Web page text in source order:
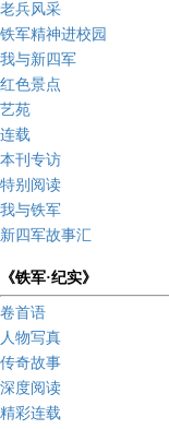
老兵风采
铁军精神进校园
我与新四军
红色景点
艺苑
连载
本刊专访
特别阅读
我与铁军
新四军故事汇
《铁军·纪实》
卷首语
人物写真
传奇故事
深度阅读
精彩连载